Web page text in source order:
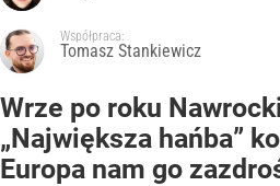
Współpraca:
Tomasz Stankiewicz
Wrze po roku
„Największa hańba”
Europa nam go